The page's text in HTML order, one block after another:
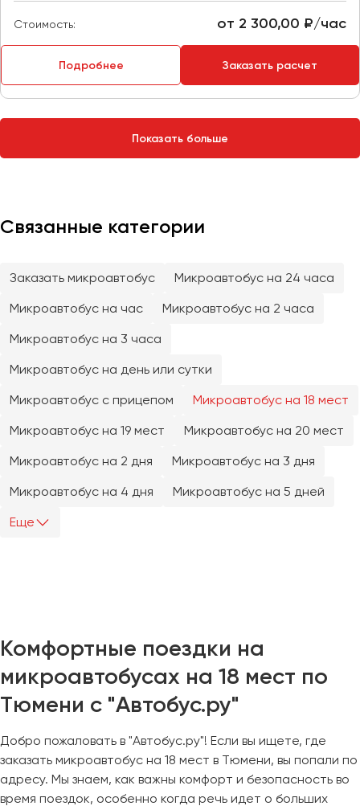
Стоимость: от 2 300,00 ₽/час
Подробнее Заказать расчет
Показать больше
Связанные категории
Заказать микроавтобус
Микроавтобус на 24 часа
Микроавтобус на час
Микроавтобус на 2 часа
Микроавтобус на 3 часа
Микроавтобус на день или сутки
Микроавтобус с прицепом
Микроавтобус на 18 мест
Микроавтобус на 19 мест
Микроавтобус на 20 мест
Микроавтобус на 2 дня
Микроавтобус на 3 дня
Микроавтобус на 4 дня
Микроавтобус на 5 дней
Еще
Комфортные поездки на
микроавтобусах на 18 мест по
Тюмени с "Автобус.ру"
Добро пожаловать в "Автобус.ру"! Если вы ищете, где
заказать микроавтобус на 18 мест в Тюмени, вы попали по
адресу. Мы знаем, как важны комфорт и безопасность во
время поездок, особенно когда речь идет о больших
Тверь
Томск
Уфа
Хабаровск
Чебоксары
Челябинск
Якутск
Ярославль